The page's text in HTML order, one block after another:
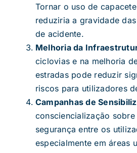
Tornar o uso de
reduziria a gravidade
de acidente.
Melhoria da
ciclovias e na melhoria
estradas pode reduzir
riscos para utilizadores
Campanhas de
consciencialização
segurança entre os
especialmente em áreas